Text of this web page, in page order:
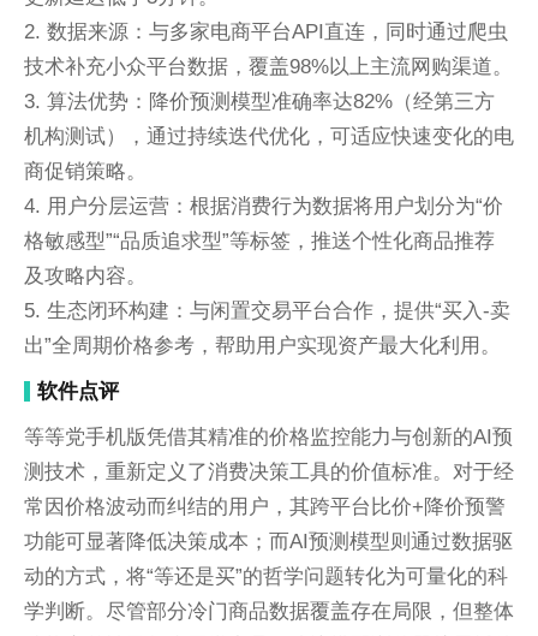
2. 数据来源：与多家电商平台API直连，同时通过爬虫
技术补充小众平台数据，覆盖98%以上主流网购渠道。
3. 算法优势：降价预测模型准确率达82%（经第三方
机构测试），通过持续迭代优化，可适应快速变化的电
商促销策略。
4. 用户分层运营：根据消费行为数据将用户划分为“价
格敏感型”“品质追求型”等标签，推送个性化商品推荐
及攻略内容。
5. 生态闭环构建：与闲置交易平台合作，提供“买入-卖
出”全周期价格参考，帮助用户实现资产最大化利用。
软件点评
等等党手机版凭借其精准的价格监控能力与创新的AI预
测技术，重新定义了消费决策工具的价值标准。对于经
常因价格波动而纠结的用户，其跨平台比价+降价预警
功能可显著降低决策成本；而AI预测模型则通过数据驱
动的方式，将“等还是买”的哲学问题转化为可量化的科
学判断。尽管部分冷门商品数据覆盖存在局限，但整体